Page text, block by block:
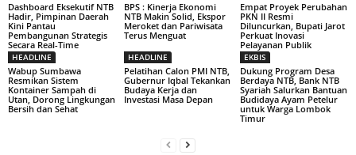
Dashboard Eksekutif NTB
Hadir, Pimpinan Daerah
Kini Pantau
Pembangunan Strategis
Secara Real-Time
BPS : Kinerja Ekonomi
NTB Makin Solid, Ekspor
Meroket dan Pariwisata
Terus Menguat
Empat Proyek Perubahan
PKN II Resmi
Diluncurkan, Bupati Jarot
Perkuat Inovasi
Pelayanan Publik
HEADLINE
Wabup Sumbawa
Resmikan Sistem
Kontainer Sampah di
Utan, Dorong Lingkungan
Bersih dan Sehat
HEADLINE
Pelatihan Calon PMI NTB,
Gubernur Iqbal Tekankan
Budaya Kerja dan
Investasi Masa Depan
EKBIS
Dukung Program Desa
Berdaya NTB, Bank NTB
Syariah Salurkan Bantuan
Budidaya Ayam Petelur
untuk Warga Lombok
Timur